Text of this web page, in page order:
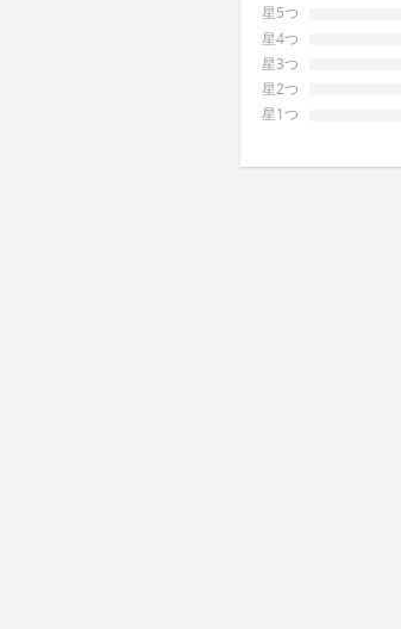
星5つ
星4つ
星3つ
星2つ
星1つ